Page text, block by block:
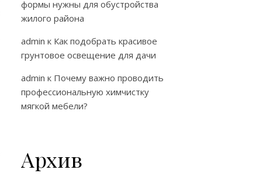
формы нужны для обустройства
жилого района
admin к Как подобрать красивое
грунтовое освещение для дачи
admin к Почему важно проводить
профессиональную химчистку
мягкой мебели?
Архив